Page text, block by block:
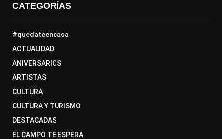
CATEGORÍAS
#quedateencasa
ACTUALIDAD
ANIVERSARIOS
ARTISTAS
CULTURA
CULTURA Y TURISMO
DESTACADAS
EL CAMPO TE ESPERA